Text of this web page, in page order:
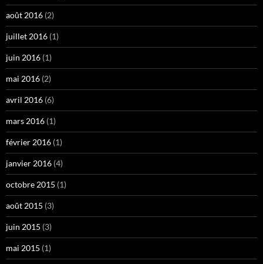
août 2016 (2)
juillet 2016 (1)
juin 2016 (1)
mai 2016 (2)
avril 2016 (6)
mars 2016 (1)
février 2016 (1)
janvier 2016 (4)
octobre 2015 (1)
août 2015 (3)
juin 2015 (3)
mai 2015 (1)